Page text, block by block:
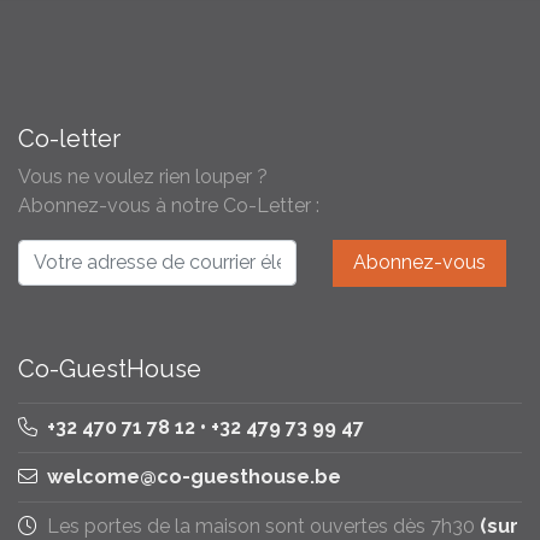
Co-letter
Vous ne voulez rien louper ?
Abonnez-vous à notre Co-Letter :
Co-GuestHouse
+32 470 71 78 12 • +32 479 73 99 47
welcome@co-guesthouse.be
Les portes de la maison sont ouvertes dès 7h30 (sur